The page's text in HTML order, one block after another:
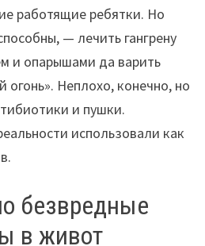
работящие ребятки. Но
— лечить гангрену
и опарышами да варить
огонь». Неплохо, конечно, но
и пушки.
использовали как
безвредные
в живот